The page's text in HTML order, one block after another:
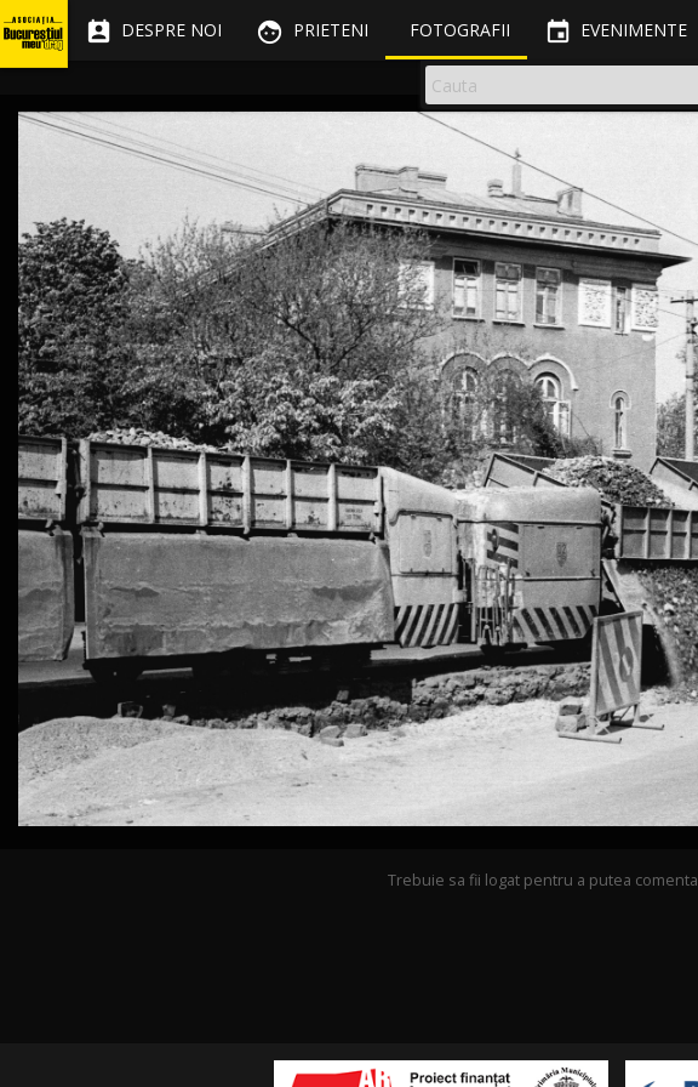
 DESPRE NOI  PRIETENI FOTOGRAFII  EVENIMENTE
Trebuie sa fii logat pentru a putea comenta